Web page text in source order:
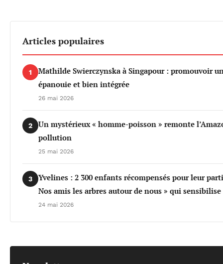
Articles populaires
1
Mathilde Swierczynska à Singapour : promouvoir
épanouie et bien intégrée
26 mai 2026
2
Un mystérieux « homme-poisson » remonte
pollution
25 mai 2026
3
Yvelines : 2 300 enfants récompensés pour leur
Nos amis les arbres autour de nous » qui
24 mai 2026